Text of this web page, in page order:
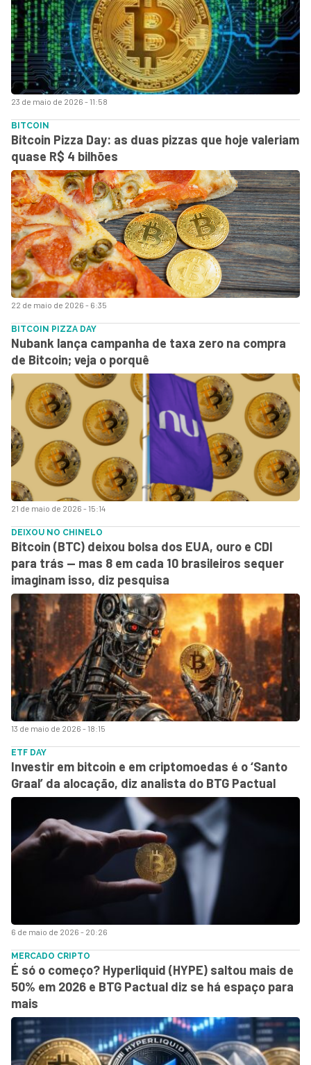
23 de maio de 2026 - 11:58
22 de maio de 2026 - 6:35
BITCOIN
Bitcoin Pizza Day: as duas pizzas que hoje valeriam
quase R$ 4 bilhões
21 de maio de 2026 - 15:14
BITCOIN PIZZA DAY
Nubank lança campanha de taxa zero na compra
de Bitcoin; veja o porquê
13 de maio de 2026 - 18:15
DEIXOU NO CHINELO
Bitcoin (BTC) deixou bolsa dos EUA, ouro e CDI
para trás — mas 8 em cada 10 brasileiros sequer
imaginam isso, diz pesquisa
6 de maio de 2026 - 20:26
ETF DAY
Investir em bitcoin e em criptomoedas é o ‘Santo
Graal’ da alocação, diz analista do BTG Pactual
MERCADO CRIPTO
É só o começo? Hyperliquid (HYPE) saltou mais de
50% em 2026 e BTG Pactual diz se há espaço para
mais